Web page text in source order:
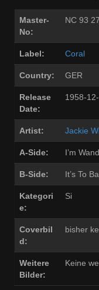
Master-
No:
NC 93
Label: Coral
Country: GER
Release
Date:
1958-
Artist: Jackie
A-Side: I’m
B-Side: It’s To
Kategori
e:
Si
Coverbil
d:
bisher
Weitere
Bilder:
Keine